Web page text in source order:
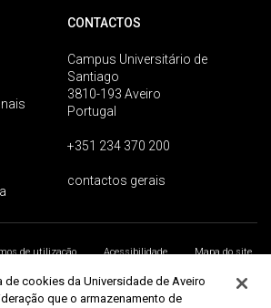
CONTACTOS
Campus Universitário de
Santiago
3810-193 Aveiro
Portugal
+351 234 370 200
contactos gerais
de utilização Acessibilidade
Mapa do site
de cookies da Universidade de Aveiro
que o armazenamento de